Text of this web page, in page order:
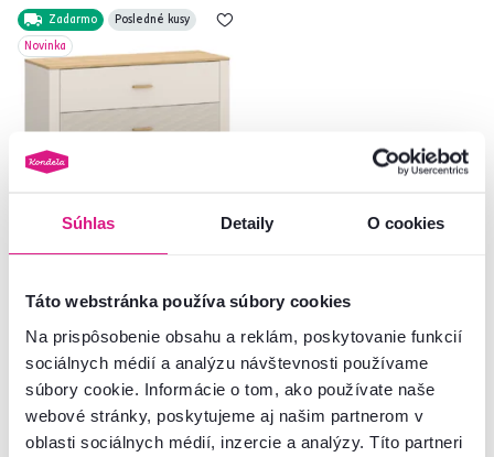
Súhlas Detaily O cookies
Táto webstránka používa súbory cookies
Na prispôsobenie obsahu a reklám, poskytovanie funkcií
sociálnych médií a analýzu návštevnosti používame
súbory cookie. Informácie o tom, ako používate naše
webové stránky, poskytujeme aj našim partnerom v
oblasti sociálnych médií, inzercie a analýzy. Títo partneri
Zadarmo
Posledné kusy
Novinka
5,0 1
RUNOL 3S
229 €